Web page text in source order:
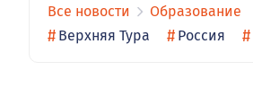
Все новости Образование
# Верхняя Тура # Россия #